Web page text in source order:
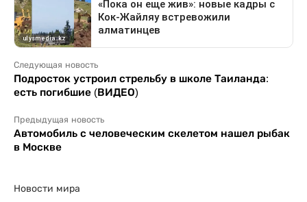
Следующая новость
Подросток устроил стрельбу в школе Таиланда:
есть погибшие (ВИДЕО)
Предыдущая новость
Автомобиль с человеческим скелетом нашел рыбак
в Москве
Новости мира